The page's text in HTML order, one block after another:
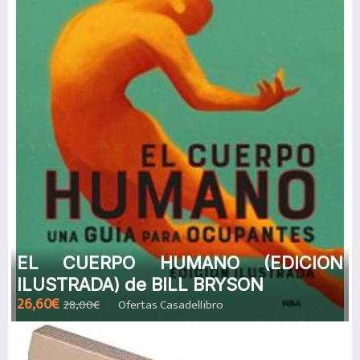
EL CUERPO HUMANO (EDICION
ILUSTRADA) de BILL BRYSON
26,60€ 28,00€ Ofertas Casadellibro